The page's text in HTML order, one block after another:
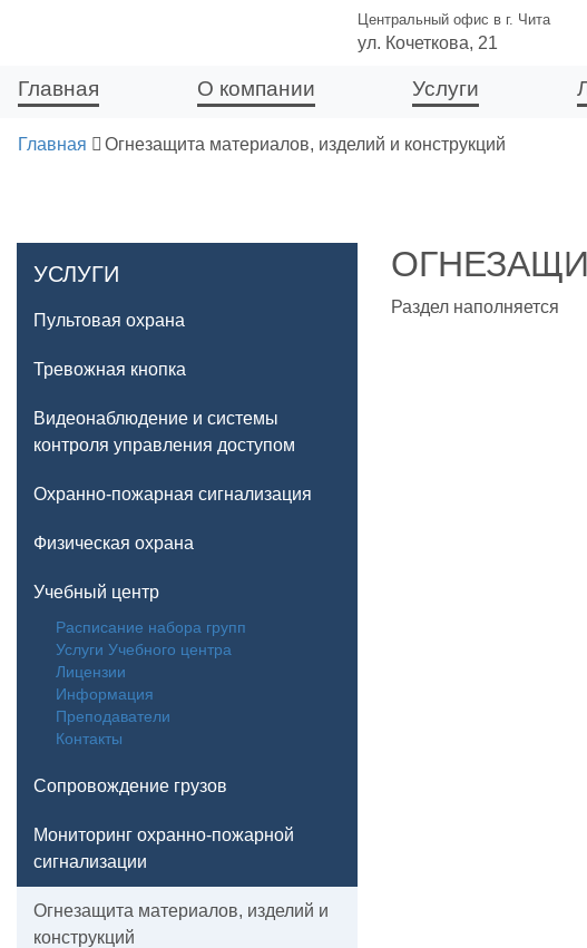
Центральный офис в г. Чита
ул. Кочеткова, 21
Главная О компании Услуги
Главная Огнезащита материалов, изделий и конструкций
УСЛУГИ
Пультовая охрана
Тревожная кнопка
Видеонаблюдение и системы
контроля управления доступом
Охранно-пожарная сигнализация
Физическая охрана
Учебный центр
Расписание набора групп
Услуги Учебного центра
Лицензии
Информация
Преподаватели
Контакты
Сопровождение грузов
Мониторинг охранно-пожарной
сигнализации
Огнезащита материалов, изделий и
конструкций
Раздел наполняется